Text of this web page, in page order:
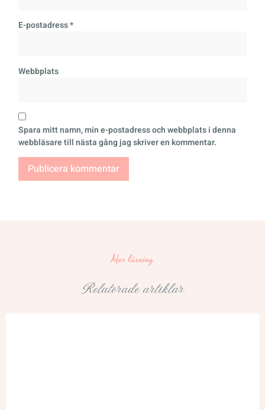
E-postadress*
Webbplats
Spara mitt namn, min e-postadress och webbplats i denna
webbläsare till nästa gång jag skriver en kommentar.
Mer läsning
Relaterade artiklar